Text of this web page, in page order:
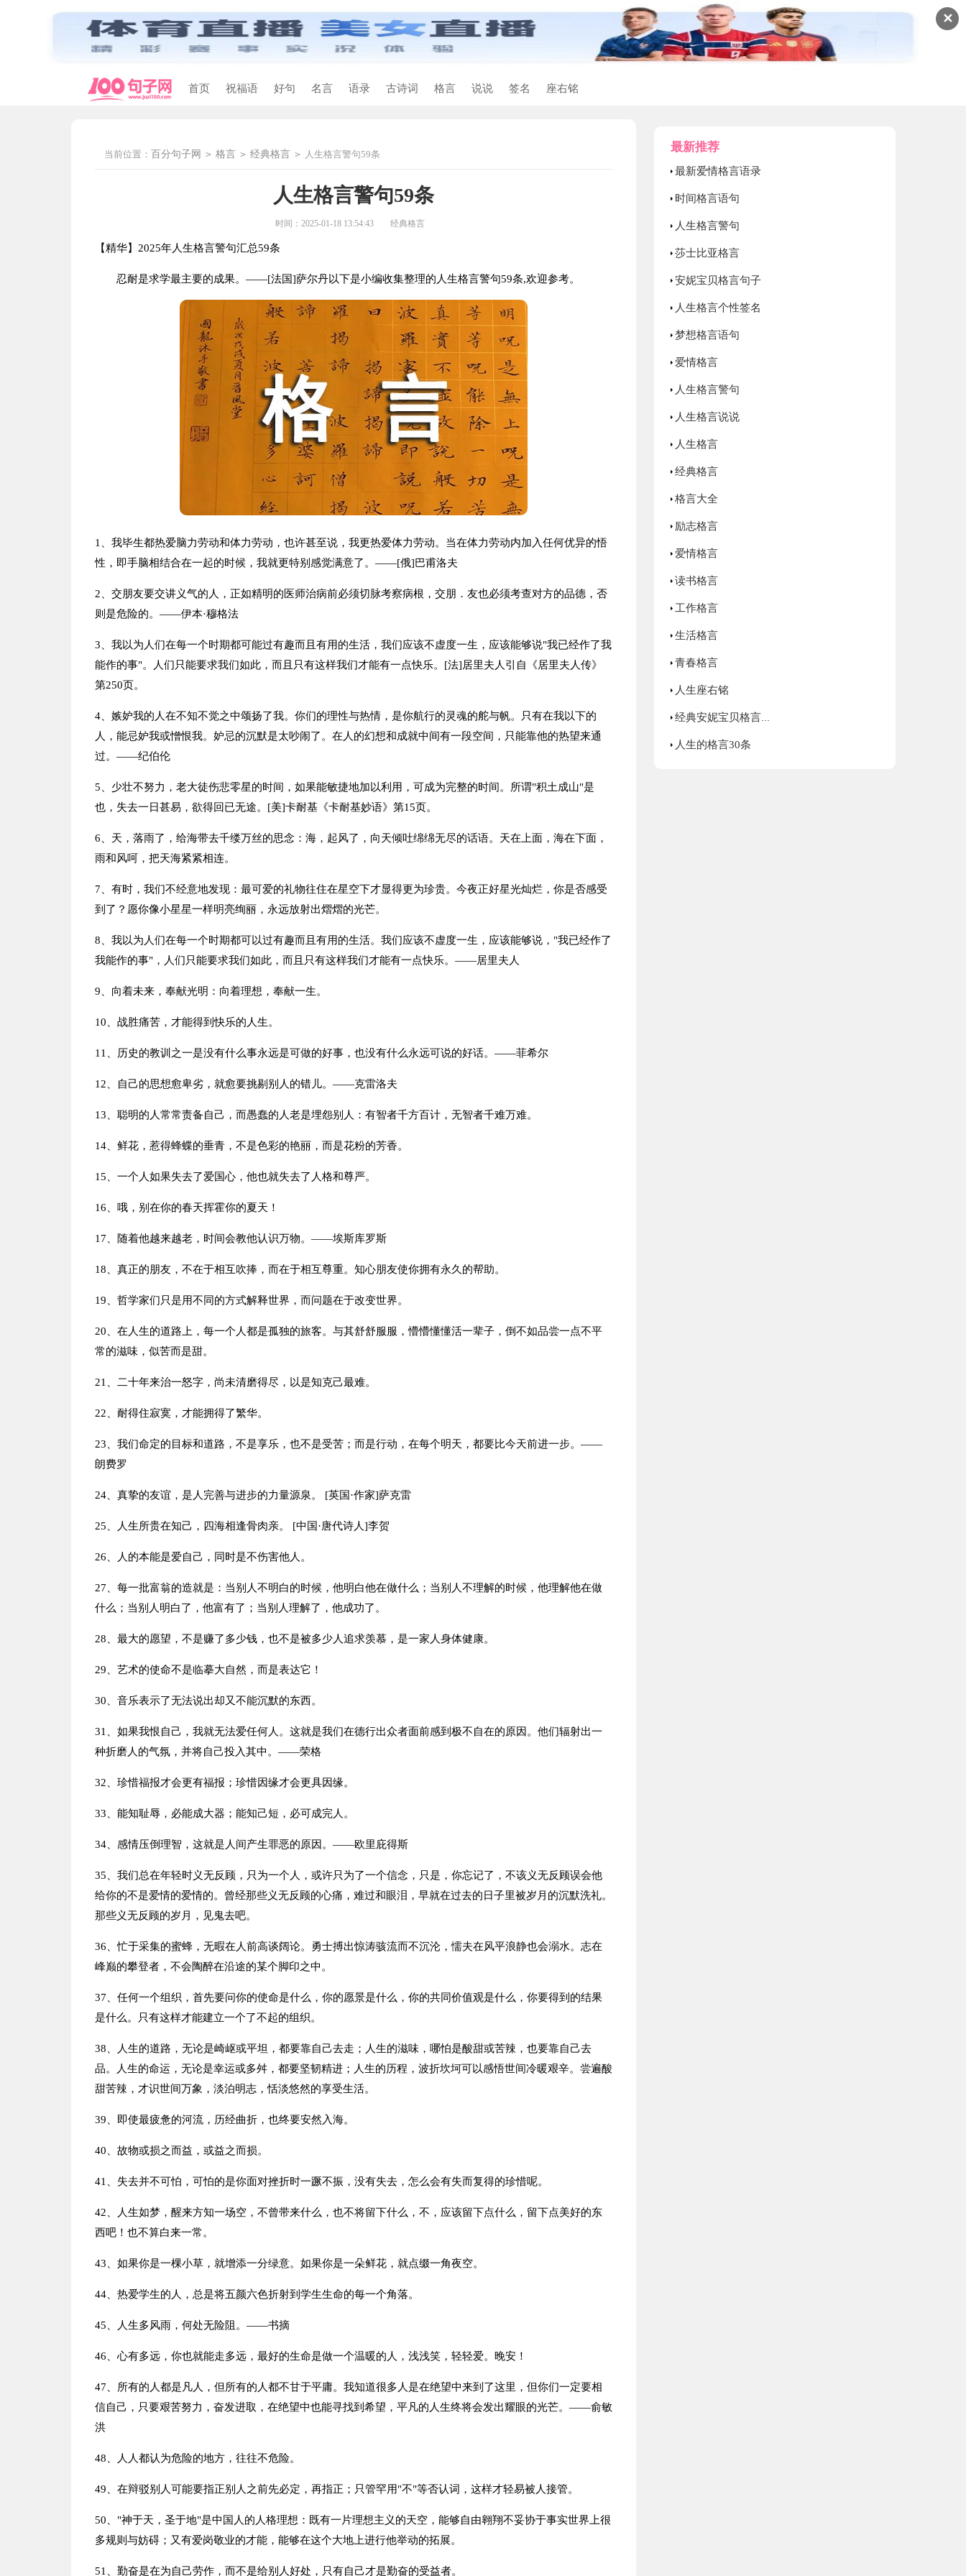
✕
首页 祝福语 好句 名言 语录 古诗词 格言 说说 签名 座右铭
当前位置： 百分句子网 > 格言 > 经典格言 > 人生格言警句59条
人生格言警句59条
时间：2025-01-18 13:54:43 经典格言
【精华】2025年人生格言警句汇总59条
忍耐是求学最主要的成果。——[法国]萨尔丹以下是小编收集整理的人生格言警句59条,欢迎参考。
1、我毕生都热爱脑力劳动和体力劳动，也许甚至说，我更热爱体力劳动。当在体力劳动内加入任何优异的悟
性，即手脑相结合在一起的时候，我就更特别感觉满意了。——[俄]巴甫洛夫
2、交朋友要交讲义气的人，正如精明的医师治病前必须切脉考察病根，交朋．友也必须考查对方的品德，否
则是危险的。——伊本·穆格法
3、我以为人们在每一个时期都可能过有趣而且有用的生活，我们应该不虚度一生，应该能够说"我已经作了我
能作的事"。人们只能要求我们如此，而且只有这样我们才能有一点快乐。[法]居里夫人引自《居里夫人传》
第250页。
4、嫉妒我的人在不知不觉之中颂扬了我。你们的理性与热情，是你航行的灵魂的舵与帆。只有在我以下的
人，能忌妒我或憎恨我。妒忌的沉默是太吵闹了。在人的幻想和成就中间有一段空间，只能靠他的热望来通
过。——纪伯伦
5、少壮不努力，老大徒伤悲零星的时间，如果能敏捷地加以利用，可成为完整的时间。所谓"积土成山"是
也，失去一日甚易，欲得回已无途。[美]卡耐基《卡耐基妙语》第15页。
6、天，落雨了，给海带去千缕万丝的思念：海，起风了，向天倾吐绵绵无尽的话语。天在上面，海在下面，
雨和风呵，把天海紧紧相连。
7、有时，我们不经意地发现：最可爱的礼物往住在星空下才显得更为珍贵。今夜正好星光灿烂，你是否感受
到了？愿你像小星星一样明亮绚丽，永远放射出熠熠的光芒。
8、我以为人们在每一个时期都可以过有趣而且有用的生活。我们应该不虚度一生，应该能够说，"我已经作了
我能作的事"，人们只能要求我们如此，而且只有这样我们才能有一点快乐。——居里夫人
9、向着未来，奉献光明：向着理想，奉献一生。
10、战胜痛苦，才能得到快乐的人生。
11、历史的教训之一是没有什么事永远是可做的好事，也没有什么永远可说的好话。——菲希尔
12、自己的思想愈卑劣，就愈要挑剔别人的错儿。——克雷洛夫
13、聪明的人常常责备自己，而愚蠢的人老是埋怨别人：有智者千方百计，无智者千难万难。
14、鲜花，惹得蜂蝶的垂青，不是色彩的艳丽，而是花粉的芳香。
15、一个人如果失去了爱国心，他也就失去了人格和尊严。
16、哦，别在你的春天挥霍你的夏天！
17、随着他越来越老，时间会教他认识万物。——埃斯库罗斯
18、真正的朋友，不在于相互吹捧，而在于相互尊重。知心朋友使你拥有永久的帮助。
19、哲学家们只是用不同的方式解释世界，而问题在于改变世界。
20、在人生的道路上，每一个人都是孤独的旅客。与其舒舒服服，懵懵懂懂活一辈子，倒不如品尝一点不平
常的滋味，似苦而是甜。
21、二十年来治一怒字，尚未清磨得尽，以是知克己最难。
22、耐得住寂寞，才能拥得了繁华。
23、我们命定的目标和道路，不是享乐，也不是受苦；而是行动，在每个明天，都要比今天前进一步。——
朗费罗
24、真挚的友谊，是人完善与进步的力量源泉。 [英国·作家]萨克雷
25、人生所贵在知己，四海相逢骨肉亲。 [中国·唐代诗人]李贺
26、人的本能是爱自己，同时是不伤害他人。
27、每一批富翁的造就是：当别人不明白的时候，他明白他在做什么；当别人不理解的时候，他理解他在做
什么；当别人明白了，他富有了；当别人理解了，他成功了。
28、最大的愿望，不是赚了多少钱，也不是被多少人追求羡慕，是一家人身体健康。
29、艺术的使命不是临摹大自然，而是表达它！
30、音乐表示了无法说出却又不能沉默的东西。
31、如果我恨自己，我就无法爱任何人。这就是我们在德行出众者面前感到极不自在的原因。他们辐射出一
种折磨人的气氛，并将自己投入其中。——荣格
32、珍惜福报才会更有福报；珍惜因缘才会更具因缘。
33、能知耻辱，必能成大器；能知己短，必可成完人。
34、感情压倒理智，这就是人间产生罪恶的原因。——欧里庇得斯
35、我们总在年轻时义无反顾，只为一个人，或许只为了一个信念，只是，你忘记了，不该义无反顾误会他
给你的不是爱情的爱情的。曾经那些义无反顾的心痛，难过和眼泪，早就在过去的日子里被岁月的沉默洗礼。
那些义无反顾的岁月，见鬼去吧。
36、忙于采集的蜜蜂，无暇在人前高谈阔论。勇士搏出惊涛骇流而不沉沦，懦夫在风平浪静也会溺水。志在
峰巅的攀登者，不会陶醉在沿途的某个脚印之中。
37、任何一个组织，首先要问你的使命是什么，你的愿景是什么，你的共同价值观是什么，你要得到的结果
是什么。只有这样才能建立一个了不起的组织。
38、人生的道路，无论是崎岖或平坦，都要靠自己去走；人生的滋味，哪怕是酸甜或苦辣，也要靠自己去
品。人生的命运，无论是幸运或多舛，都要坚韧精进；人生的历程，波折坎坷可以感悟世间冷暖艰辛。尝遍酸
甜苦辣，才识世间万象，淡泊明志，恬淡悠然的享受生活。
39、即使最疲惫的河流，历经曲折，也终要安然入海。
40、故物或损之而益，或益之而损。
41、失去并不可怕，可怕的是你面对挫折时一蹶不振，没有失去，怎么会有失而复得的珍惜呢。
42、人生如梦，醒来方知一场空，不曾带来什么，也不将留下什么，不，应该留下点什么，留下点美好的东
西吧！也不算白来一常。
43、如果你是一棵小草，就增添一分绿意。如果你是一朵鲜花，就点缀一角夜空。
44、热爱学生的人，总是将五颜六色折射到学生生命的每一个角落。
45、人生多风雨，何处无险阻。——书摘
46、心有多远，你也就能走多远，最好的生命是做一个温暖的人，浅浅笑，轻轻爱。晚安！
47、所有的人都是凡人，但所有的人都不甘于平庸。我知道很多人是在绝望中来到了这里，但你们一定要相
信自己，只要艰苦努力，奋发进取，在绝望中也能寻找到希望，平凡的人生终将会发出耀眼的光芒。——俞敏
洪
48、人人都认为危险的地方，往往不危险。
49、在辩驳别人可能要指正别人之前先必定，再指正；只管罕用"不"等否认词，这样才轻易被人接管。
50、"神于天，圣于地"是中国人的人格理想：既有一片理想主义的天空，能够自由翱翔不妥协于事实世界上很
多规则与妨碍；又有爱岗敬业的才能，能够在这个大地上进行他举动的拓展。
51、勤奋是在为自己劳作，而不是给别人好处，只有自己才是勤奋的受益者。
最新推荐
最新爱情格言语录
时间格言语句
人生格言警句
莎士比亚格言
安妮宝贝格言句子
人生格言个性签名
梦想格言语句
爱情格言
人生格言警句
人生格言说说
人生格言
经典格言
格言大全
励志格言
爱情格言
读书格言
工作格言
生活格言
青春格言
人生座右铭
经典安妮宝贝格言句子
人生的格言30条